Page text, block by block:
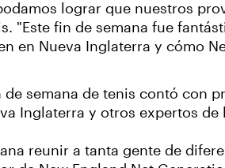
lograr que nuestros
"Este fin de semana fue
en Nueva Inglaterra y cómo
de semana de tenis contó con
Inglaterra y otros expertos de
reunir a tanta gente de